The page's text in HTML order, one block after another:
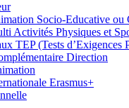
Socio-Educative
Activités Physiques et
TEP (Tests d’Exigences
Direction
Erasmus+